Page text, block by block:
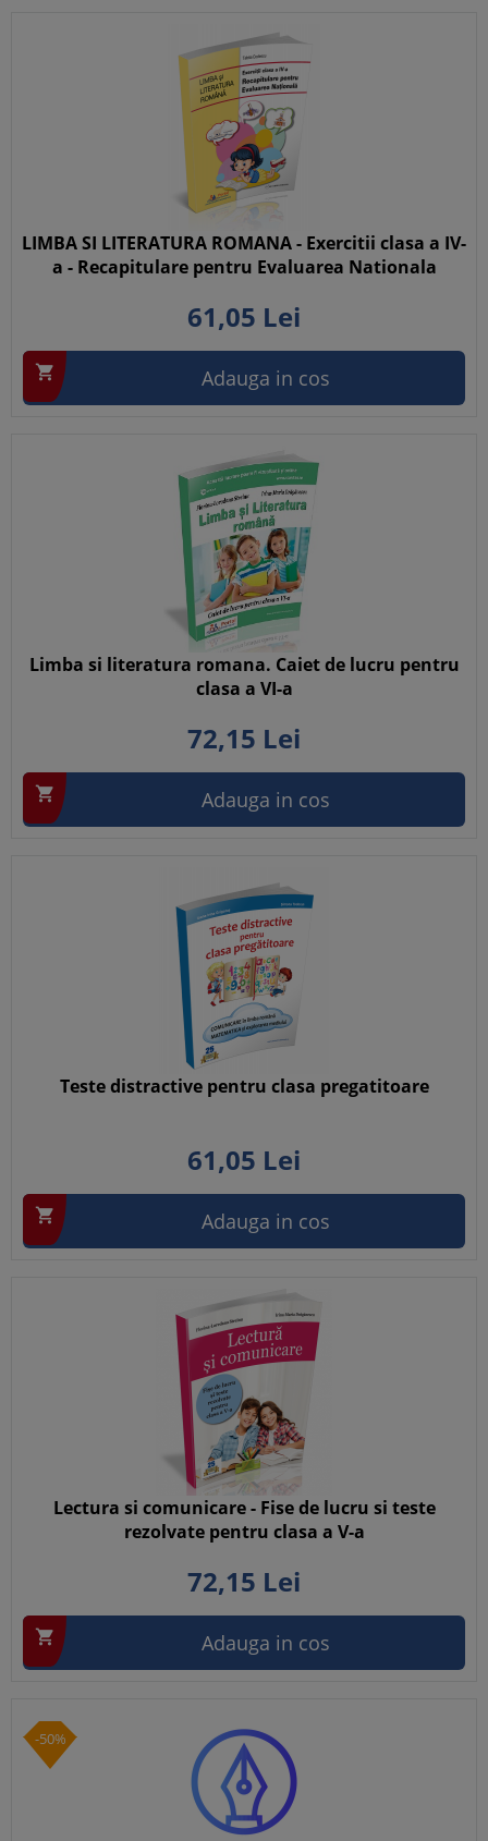
LIMBA SI LITERATURA ROMANA - Exercitii clasa a IV-
a - Recapitulare pentru Evaluarea Nationala
61,05 Lei
 Adauga in cos
Limba si literatura romana. Caiet de lucru pentru
clasa a VI-a
72,15 Lei
 Adauga in cos
Teste distractive pentru clasa pregatitoare
61,05 Lei
 Adauga in cos
Lectura si comunicare - Fise de lucru si teste
rezolvate pentru clasa a V-a
72,15 Lei
 Adauga in cos
-50%